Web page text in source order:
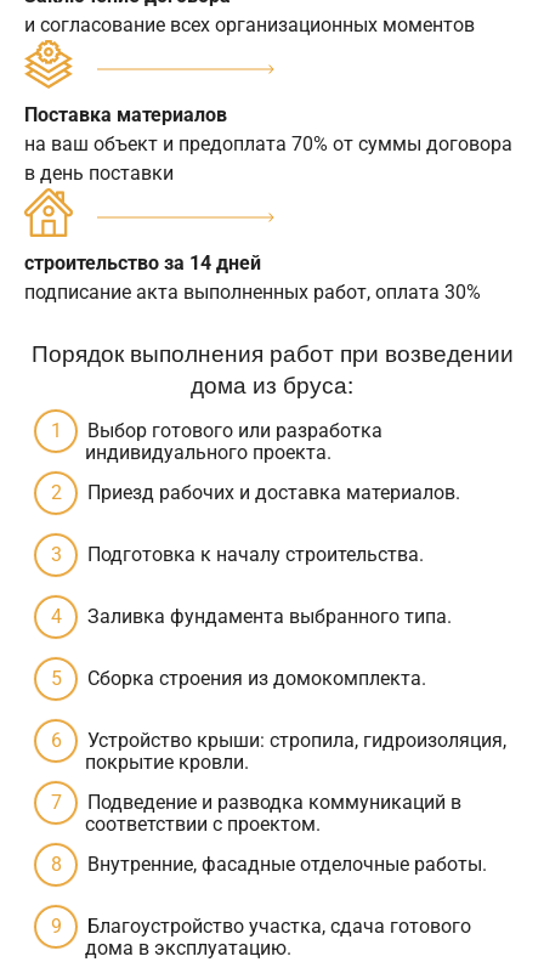
и согласование всех организационных моментов
Поставка материалов
на ваш объект и предоплата 70% от суммы договора
в день поставки
строительство за 14 дней
подписание акта выполненных работ, оплата 30%
Порядок выполнения работ при возведении
дома из бруса:
Выбор готового или разработка
индивидуального проекта.
Приезд рабочих и доставка материалов.
Подготовка к началу строительства.
Заливка фундамента выбранного типа.
Сборка строения из домокомплекта.
Устройство крыши: стропила, гидроизоляция,
покрытие кровли.
Подведение и разводка коммуникаций в
соответствии с проектом.
Внутренние, фасадные отделочные работы.
Благоустройство участка, сдача готового
дома в эксплуатацию.